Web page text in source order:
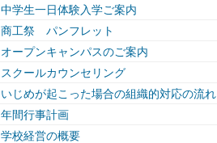
中学生一日体験入学ご案内
商工祭 パンフレット
オープンキャンパスのご案内
スクールカウンセリング
いじめが起こった場合の組織的対応の流れ
年間行事計画
学校経営の概要